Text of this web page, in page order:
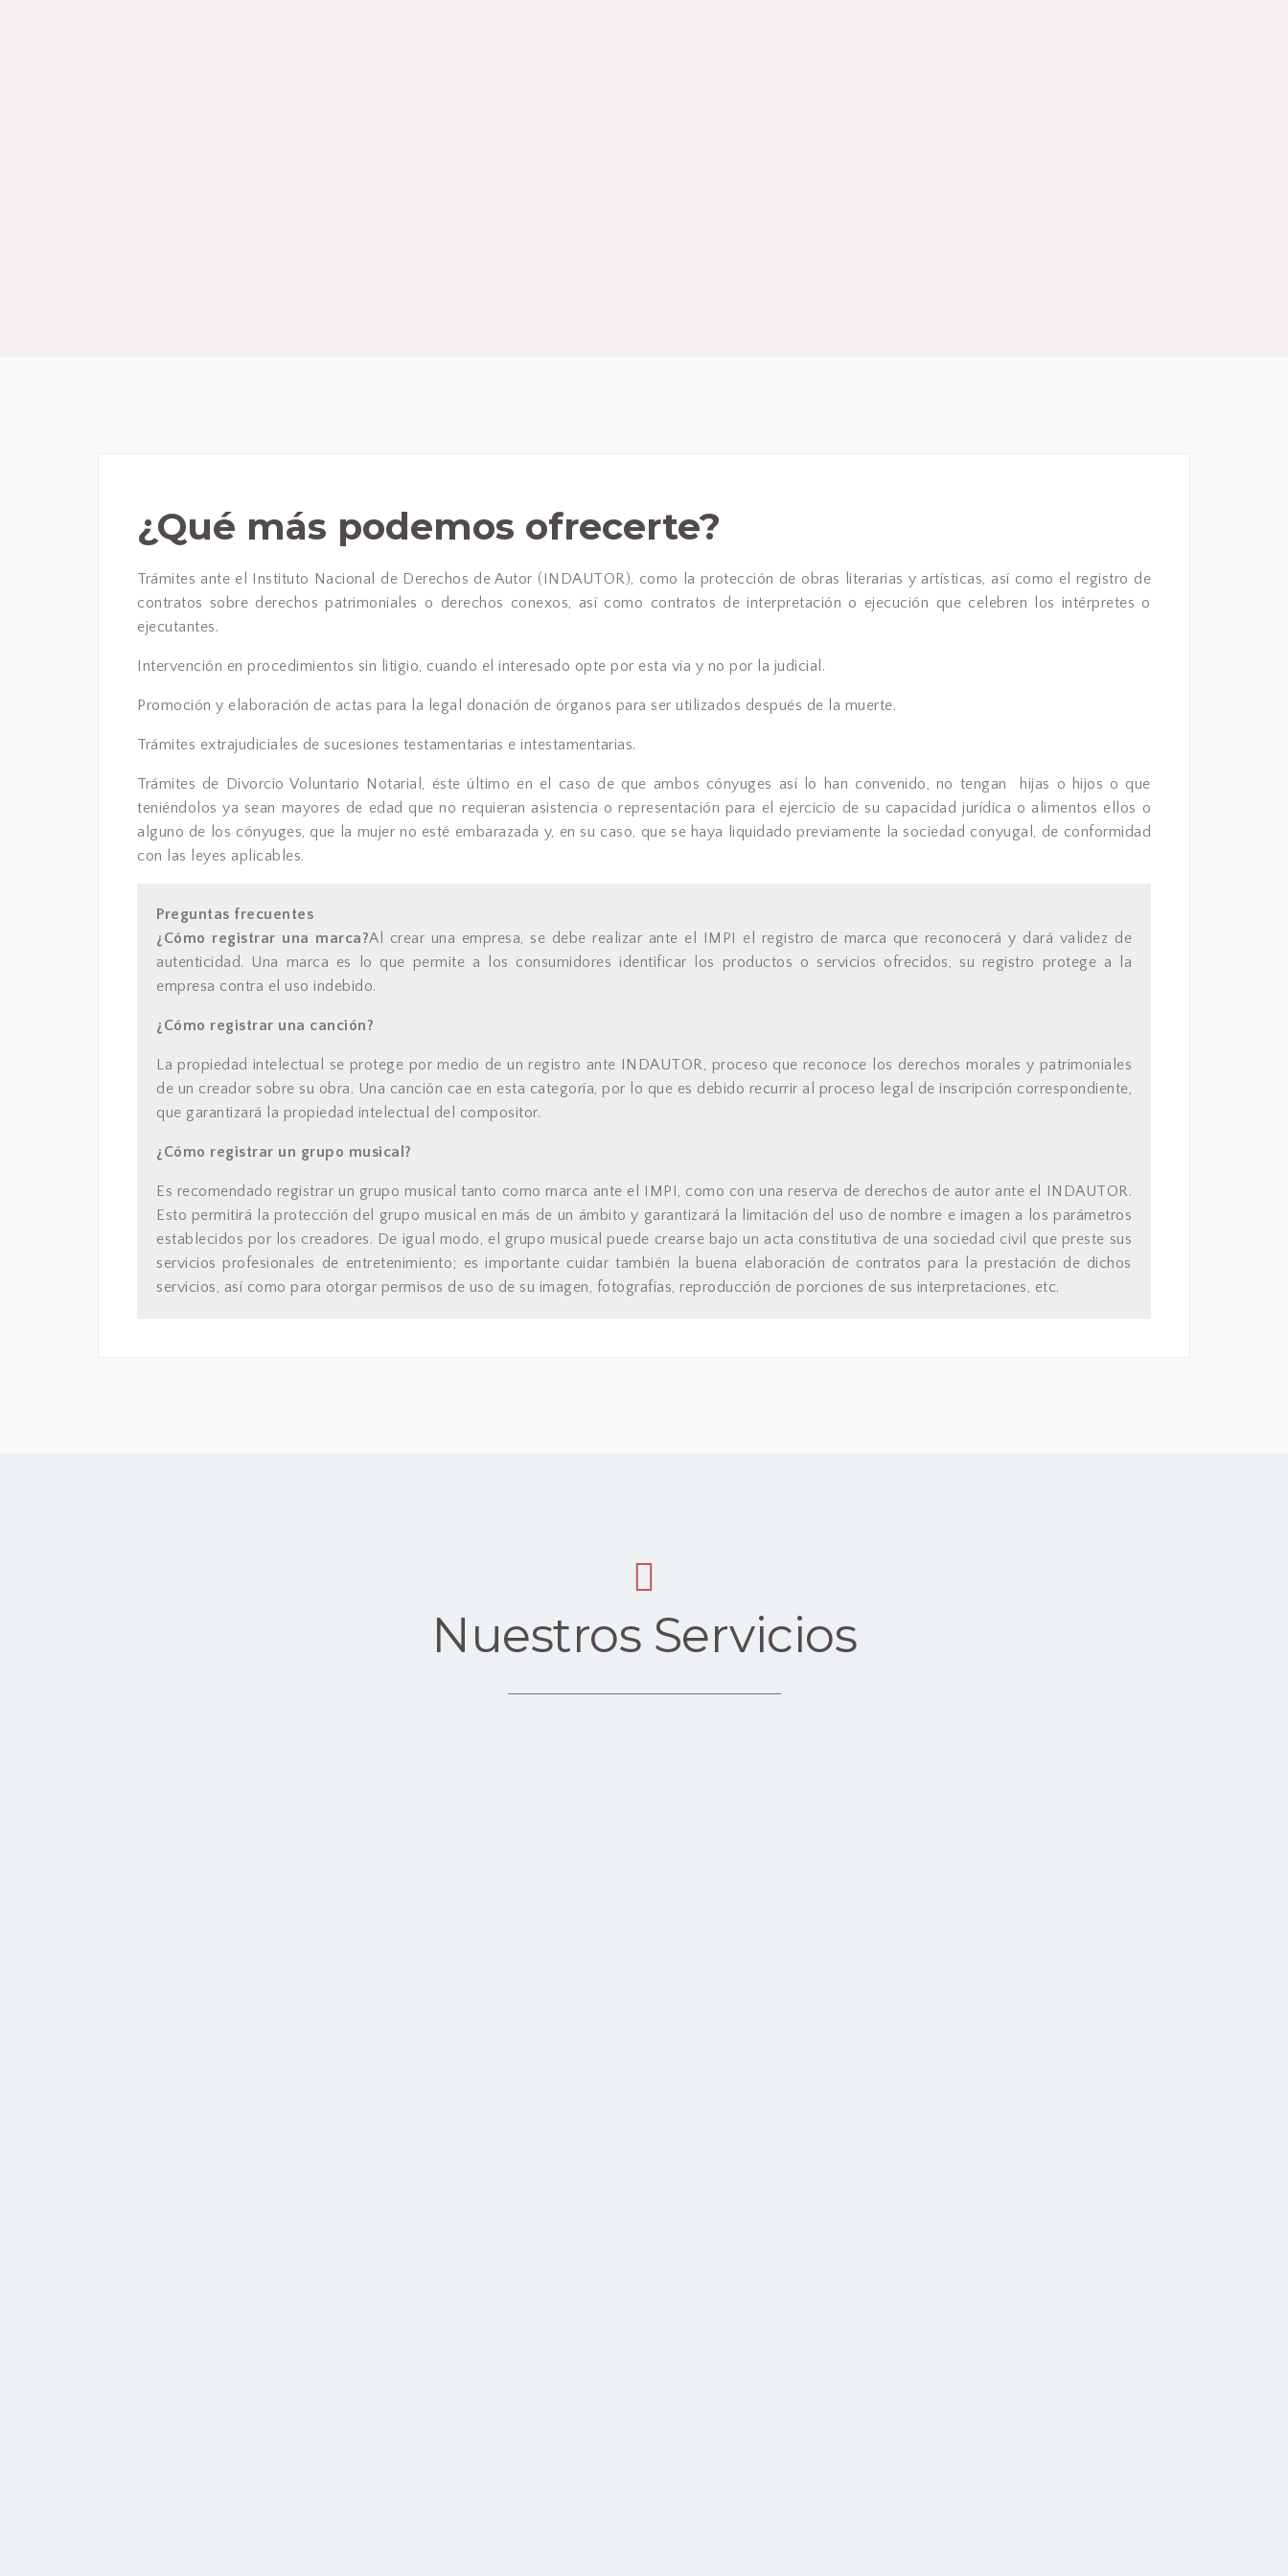
¿Qué más podemos ofrecerte?
Trámites ante el Instituto Nacional de Derechos de Autor (INDAUTOR), como la protección de obras literarias y artísticas, así como el registro de
contratos sobre derechos patrimoniales o derechos conexos, así como contratos de interpretación o ejecución que celebren los intérpretes o
ejecutantes.
Intervención en procedimientos sin litigio, cuando el interesado opte por esta vía y no por la judicial.
Promoción y elaboración de actas para la legal donación de órganos para ser utilizados después de la muerte.
Trámites extrajudiciales de sucesiones testamentarias e intestamentarias.
Trámites de Divorcio Voluntario Notarial, éste último en el caso de que ambos cónyuges así lo han convenido, no tengan hijas o hijos o que
teniéndolos ya sean mayores de edad que no requieran asistencia o representación para el ejercicio de su capacidad jurídica o alimentos ellos o
alguno de los cónyuges, que la mujer no esté embarazada y, en su caso, que se haya liquidado previamente la sociedad conyugal, de conformidad
con las leyes aplicables.
Preguntas frecuentes
¿Cómo registrar una marca?Al crear una empresa, se debe realizar ante el IMPI el registro de marca que reconocerá y dará validez de
autenticidad. Una marca es lo que permite a los consumidores identificar los productos o servicios ofrecidos, su registro protege a la
empresa contra el uso indebido.
¿Cómo registrar una canción?
La propiedad intelectual se protege por medio de un registro ante INDAUTOR, proceso que reconoce los derechos morales y patrimoniales
de un creador sobre su obra. Una canción cae en esta categoría, por lo que es debido recurrir al proceso legal de inscripción correspondiente,
que garantizará la propiedad intelectual del compositor.
¿Cómo registrar un grupo musical?
Es recomendado registrar un grupo musical tanto como marca ante el IMPI, como con una reserva de derechos de autor ante el INDAUTOR.
Esto permitirá la protección del grupo musical en más de un ámbito y garantizará la limitación del uso de nombre e imagen a los parámetros
establecidos por los creadores. De igual modo, el grupo musical puede crearse bajo un acta constitutiva de una sociedad civil que preste sus
servicios profesionales de entretenimiento; es importante cuidar también la buena elaboración de contratos para la prestación de dichos
servicios, así como para otorgar permisos de uso de su imagen, fotografías, reproducción de porciones de sus interpretaciones, etc.
Nuestros Servicios